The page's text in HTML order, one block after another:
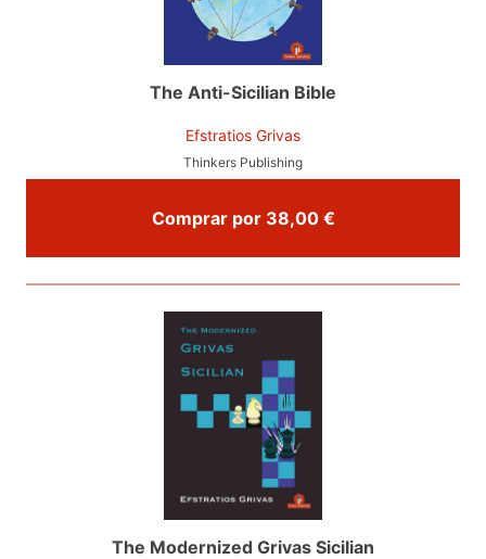
The Anti-Sicilian Bible
Efstratios Grivas
Thinkers Publishing
Comprar por 38,00 €
The Modernized Grivas Sicilian